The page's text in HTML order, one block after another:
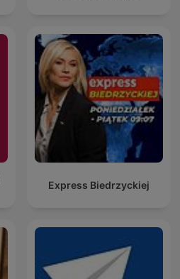
Express Biedrzyckiej